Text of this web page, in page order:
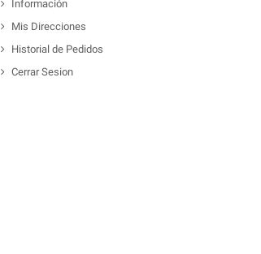
Información
Mis Direcciones
Historial de Pedidos
Cerrar Sesion